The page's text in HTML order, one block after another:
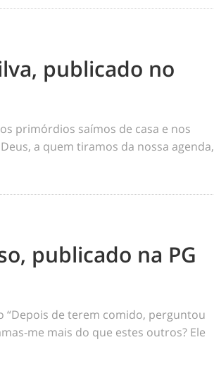
publicado no
primórdios saímos de casa e nos
a quem tiramos da nossa agenda,
publicado na PG
“Depois de terem comido, perguntou
me mais do que estes outros? Ele